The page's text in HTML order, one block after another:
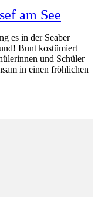
am See
es in der Seaber
Bunt kostümiert
und Schüler
in einen fröhlichen